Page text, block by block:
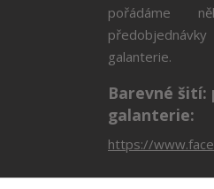
pořádáme
galanterie.
Barevné
galanterie:
https://